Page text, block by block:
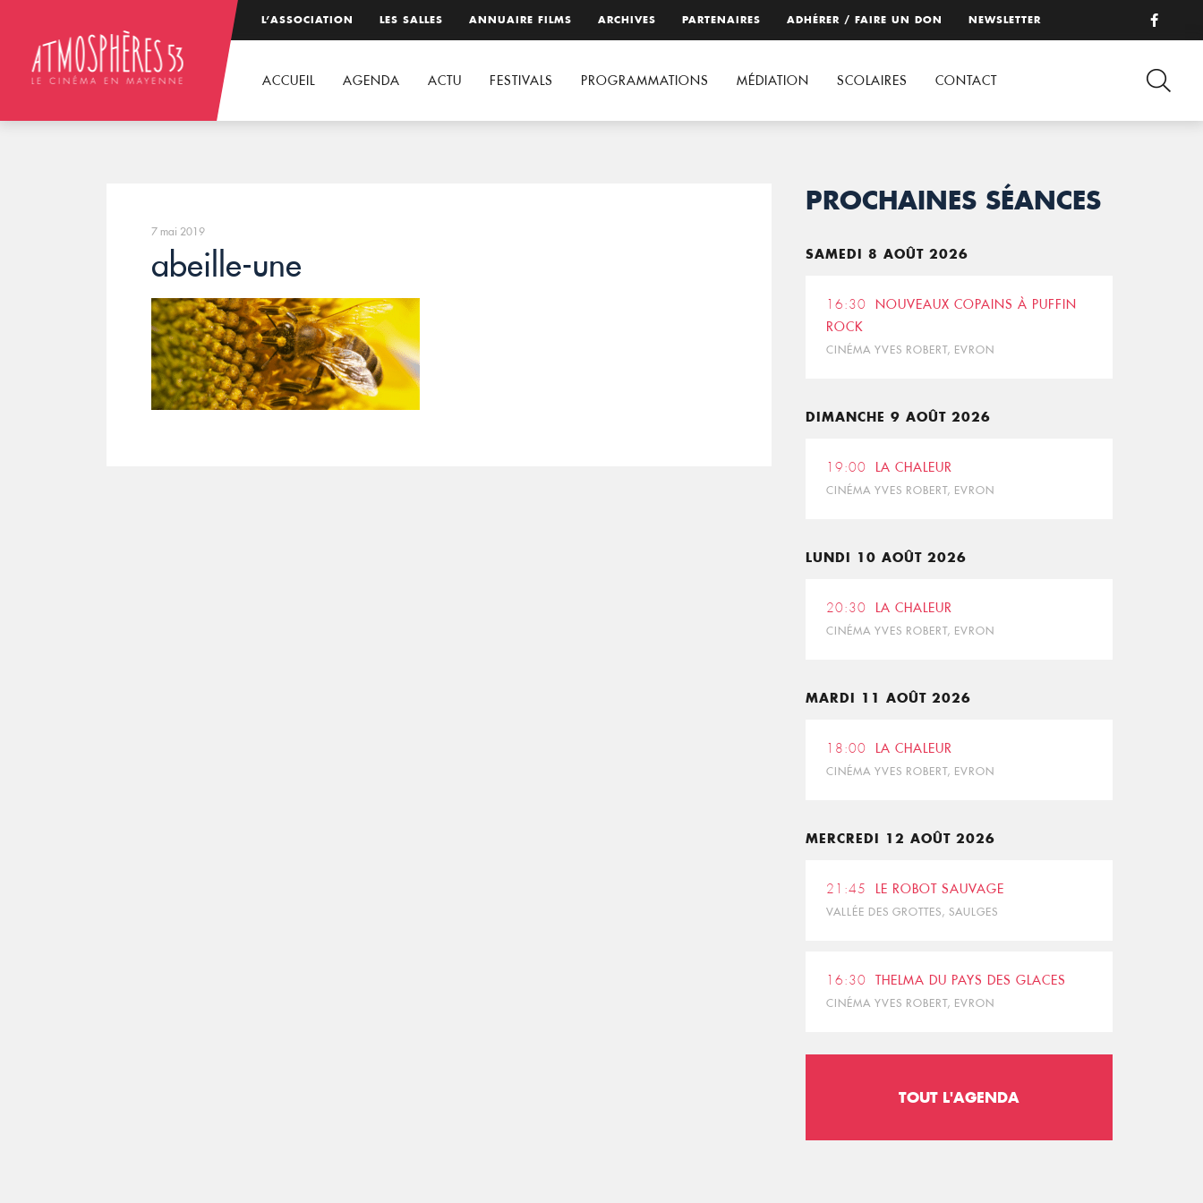
L’ASSOCIATION LES SALLES ANNUAIRE FILMS ARCHIVES PARTENAIRES ADHÉRER / FAIRE UN DON NEWSLETTER
ACCUEIL AGENDA ACTU FESTIVALS PROGRAMMATIONS MÉDIATION SCOLAIRES CONTACT
7 mai 2019
abeille-une
PROCHAINES SÉANCES
SAMEDI 8 AOÛT 2026
16:30
NOUVEAUX COPAINS À PUFFIN
ROCK
CINÉMA YVES ROBERT, EVRON
DIMANCHE 9 AOÛT 2026
19:00 LA CHALEUR
CINÉMA YVES ROBERT, EVRON
LUNDI 10 AOÛT 2026
20:30 LA CHALEUR
CINÉMA YVES ROBERT, EVRON
MARDI 11 AOÛT 2026
18:00 LA CHALEUR
CINÉMA YVES ROBERT, EVRON
MERCREDI 12 AOÛT 2026
21:45 LE ROBOT SAUVAGE
VALLÉE DES GROTTES, SAULGES
16:30 THELMA DU PAYS DES GLACES
CINÉMA YVES ROBERT, EVRON
TOUT L'AGENDA